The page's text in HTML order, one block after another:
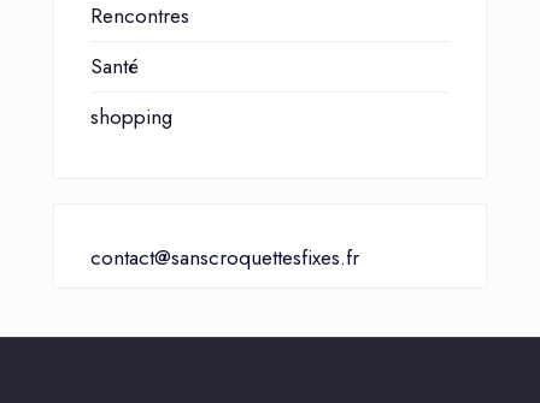
Rencontres
Santé
shopping
contact@sanscroquettesfixes.fr